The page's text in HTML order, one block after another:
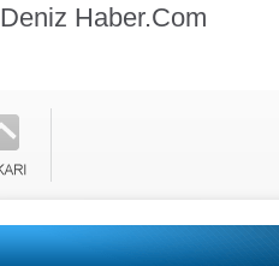
Deniz Haber.Com